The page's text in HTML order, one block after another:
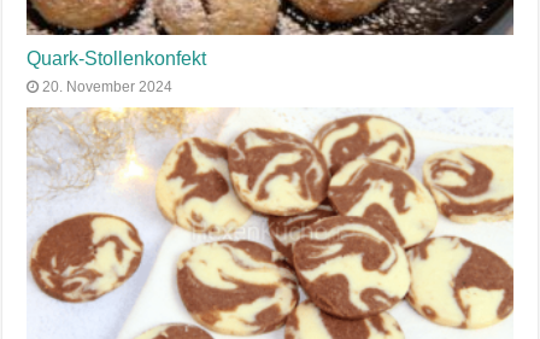
Quark-Stollenkonfekt
20. November 2024